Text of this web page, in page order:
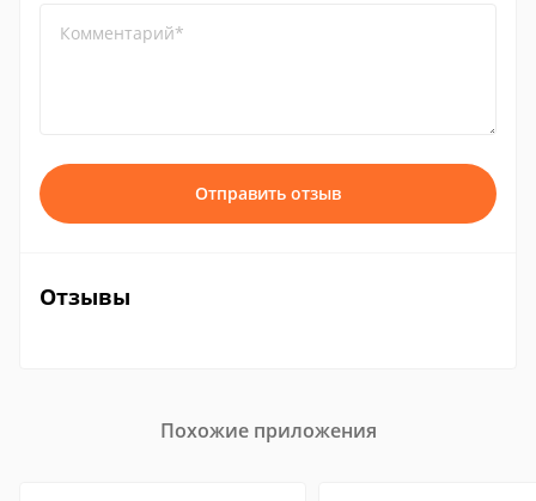
Комментарий*
Отправить отзыв
Отзывы
Похожие приложения